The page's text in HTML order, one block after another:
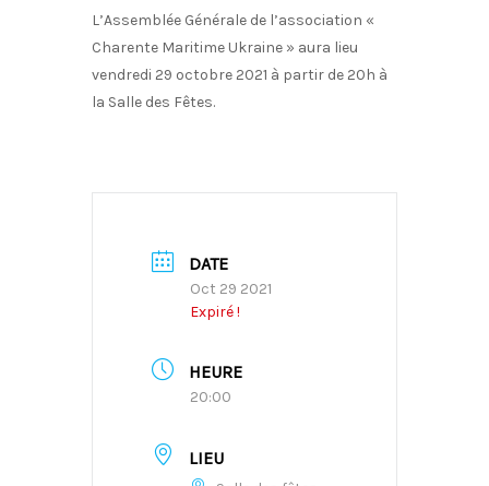
L’Assemblée Générale de l’association «
Charente Maritime Ukraine » aura lieu
vendredi 29 octobre 2021 à partir de 20h à
la Salle des Fêtes.
DATE
Oct 29 2021
Expiré !
HEURE
20:00
LIEU